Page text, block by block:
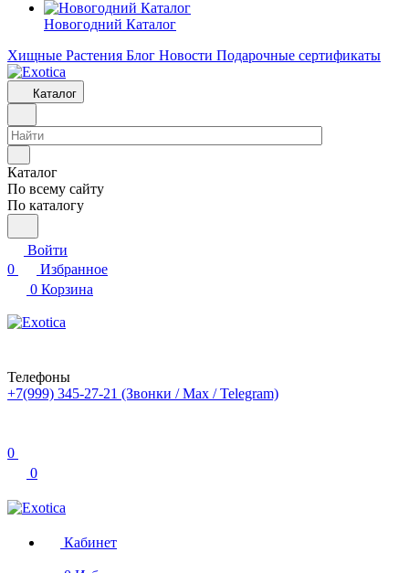
Новогодний Каталог
Хищные Растения Блог Новости Подарочные сертификаты
Каталог
Каталог
По всему сайту
По каталогу
Войти
0
Избранное
0 Корзина
Телефоны
+7(999) 345-27-21 (Звонки / Max / Telegram)
0
0
Кабинет